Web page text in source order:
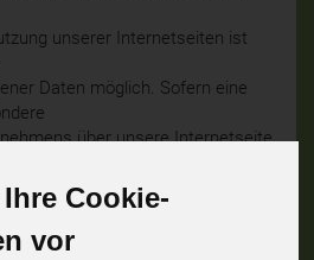
Cookie-
vor
unserer Internetseiten ist
Daten möglich. Sofern eine
über unsere Internetseite
Verarbeitung
erforderlich